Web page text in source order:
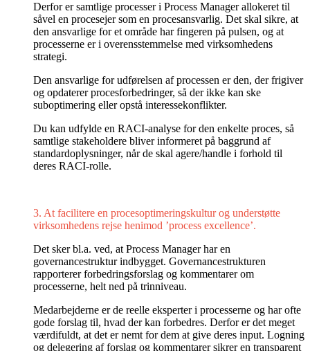
Derfor er samtlige processer i Process Manager allokeret til
såvel en procesejer som en procesansvarlig. Det skal sikre, at
den ansvarlige for et område har fingeren på pulsen, og at
processerne er i overensstemmelse med virksomhedens
strategi.
Den ansvarlige for udførelsen af processen er den, der frigiver
og opdaterer procesforbedringer, så der ikke kan ske
suboptimering eller opstå interessekonflikter.
Du kan udfylde en RACI-analyse for den enkelte proces, så
samtlige stakeholdere bliver informeret på baggrund af
standardoplysninger, når de skal agere/handle i forhold til
deres RACI-rolle.
3. At facilitere en procesoptimeringskultur og understøtte
virksomhedens rejse henimod ’process excellence’.
Det sker bl.a. ved, at Process Manager har en
governancestruktur indbygget. Governance­strukturen
rapporterer forbedringsforslag og kommentarer om
processerne, helt ned på trinniveau.
Medarbejderne er de reelle eksperter i processerne og har ofte
gode forslag til, hvad der kan forbedres. Derfor er det meget
værdifuldt, at det er nemt for dem at give deres input. Logning
og delegering af forslag og kommentarer sikrer en transparent